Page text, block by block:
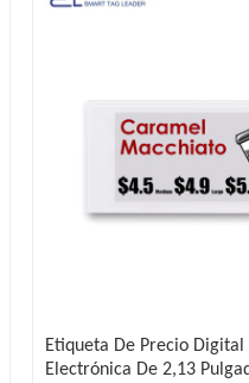
Etiqueta De Precio Digital
Electrónica De 2,13